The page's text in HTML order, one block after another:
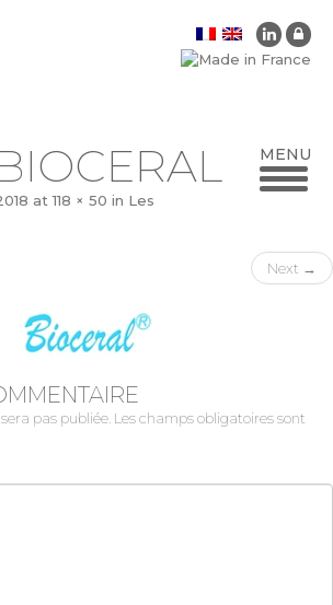
at118 × 50 in Les
Next →
pas publiée. Les champs obligatoires sont